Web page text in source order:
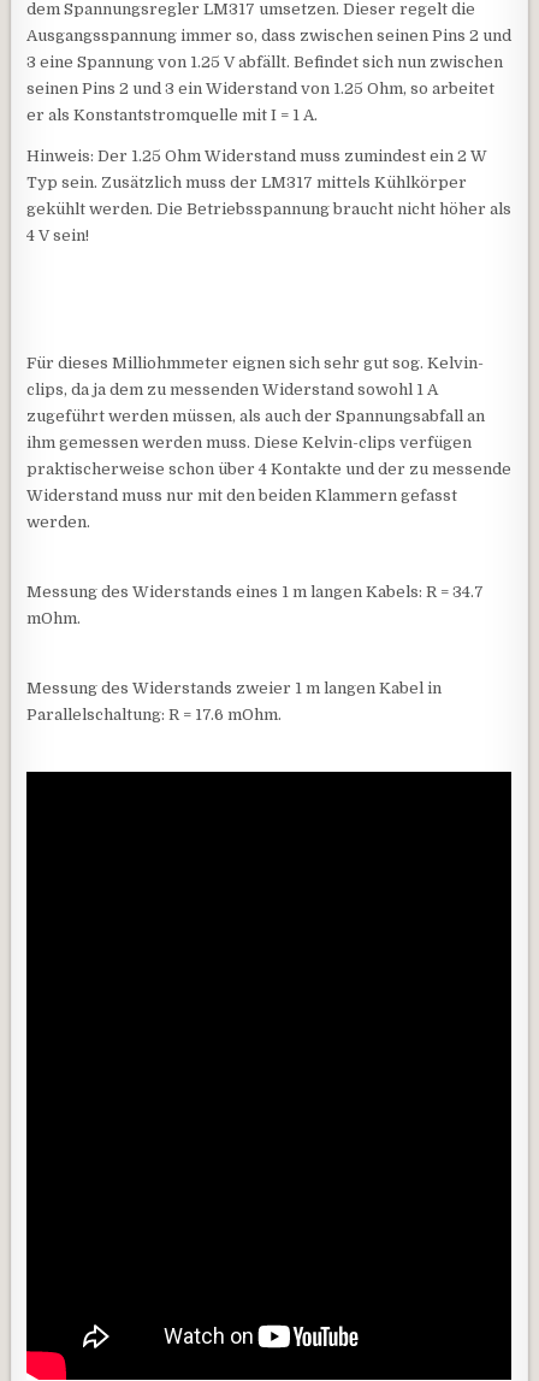
dem Spannungsregler LM317 umsetzen. Dieser regelt die
Ausgangsspannung immer so, dass zwischen seinen Pins 2 und
3 eine Spannung von 1.25 V abfällt. Befindet sich nun zwischen
seinen Pins 2 und 3 ein Widerstand von 1.25 Ohm, so arbeitet
er als Konstantstromquelle mit I = 1 A.
Hinweis: Der 1.25 Ohm Widerstand muss zumindest ein 2 W
Typ sein. Zusätzlich muss der LM317 mittels Kühlkörper
gekühlt werden. Die Betriebsspannung braucht nicht höher als
4 V sein!
Für dieses Milliohmmeter eignen sich sehr gut sog. Kelvin-
clips, da ja dem zu messenden Widerstand sowohl 1 A
zugeführt werden müssen, als auch der Spannungsabfall an
ihm gemessen werden muss. Diese Kelvin-clips verfügen
praktischerweise schon über 4 Kontakte und der zu messende
Widerstand muss nur mit den beiden Klammern gefasst
werden.
Messung des Widerstands eines 1 m langen Kabels: R = 34.7
mOhm.
Messung des Widerstands zweier 1 m langen Kabel in
Parallelschaltung: R = 17.6 mOhm.